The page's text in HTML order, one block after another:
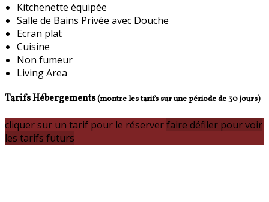
Kitchenette équipée
Salle de Bains Privée avec Douche
Ecran plat
Cuisine
Non fumeur
Living Area
Tarifs Hébergements(montre les tarifs sur une période de 30 jours)
cliquer sur un tarif pour le réserverfaire défiler pour voir
les tarifs futurs